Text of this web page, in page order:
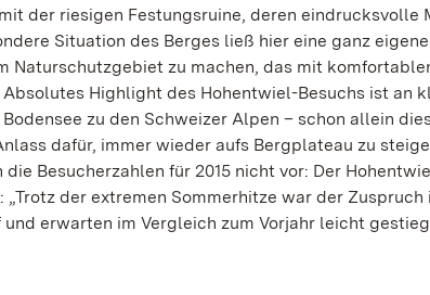
der riesigen Festungsruine, deren eindrucksvolle
Situation des Berges ließ hier eine ganz
Naturschutzgebiet zu machen, das mit
Highlight des Hohentwiel-Besuchs ist an
zu den Schweizer Alpen – schon allein
dafür, immer wieder aufs Bergplateau zu
Besucherzahlen für 2015 nicht vor: Der
der extremen Sommerhitze war der
erwarten im Vergleich zum Vorjahr leicht